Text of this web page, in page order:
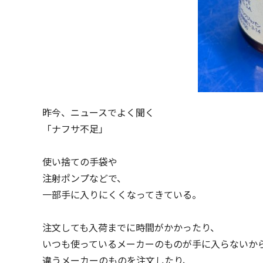
昨今、ニュースでよく聞く
「ナフサ不足」
使い捨ての手袋や
注射ポンプなどで、
一部手に入りにくくなってきている。
注文しても入荷までに時間がかかったり、
いつも使っているメーカーのものが手に入らないか